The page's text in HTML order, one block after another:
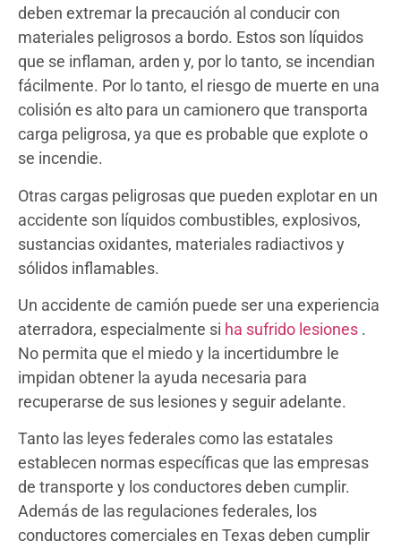
deben extremar la precaución al conducir con
materiales peligrosos a bordo. Estos son líquidos
que se inflaman, arden y, por lo tanto, se incendian
fácilmente. Por lo tanto, el riesgo de muerte en una
colisión es alto para un camionero que transporta
carga peligrosa, ya que es probable que explote o
se incendie.
Otras cargas peligrosas que pueden explotar en un
accidente son líquidos combustibles, explosivos,
sustancias oxidantes, materiales radiactivos y
sólidos inflamables.
Un accidente de camión puede ser una experiencia
aterradora, especialmente si ha sufrido lesiones .
No permita que el miedo y la incertidumbre le
impidan obtener la ayuda necesaria para
recuperarse de sus lesiones y seguir adelante.
Tanto las leyes federales como las estatales
establecen normas específicas que las empresas
de transporte y los conductores deben cumplir.
Además de las regulaciones federales, los
conductores comerciales en Texas deben cumplir